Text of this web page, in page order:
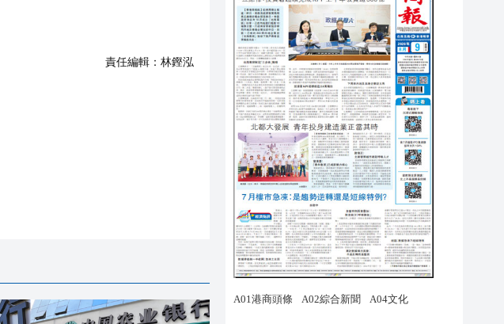
責任編輯： 林鏗泓